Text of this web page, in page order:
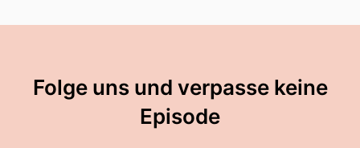
Folge uns und verpasse keine
Episode